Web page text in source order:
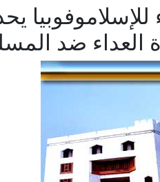
للإسلاموفوبيا
العداء ضد